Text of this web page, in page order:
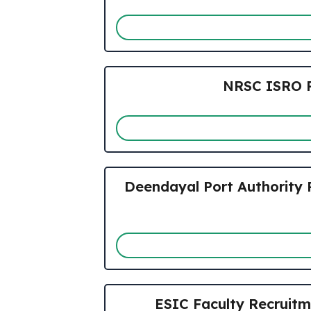
NRSC ISRO
Deendayal Port Authority
ESIC Faculty